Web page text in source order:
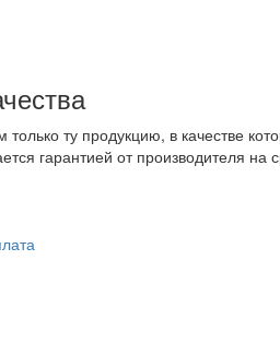
ту продукцию, в качестве
гарантией от производителя на